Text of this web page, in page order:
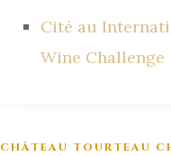
Cité au
Wine Challenge
CHÂTEAU TOURTEAU